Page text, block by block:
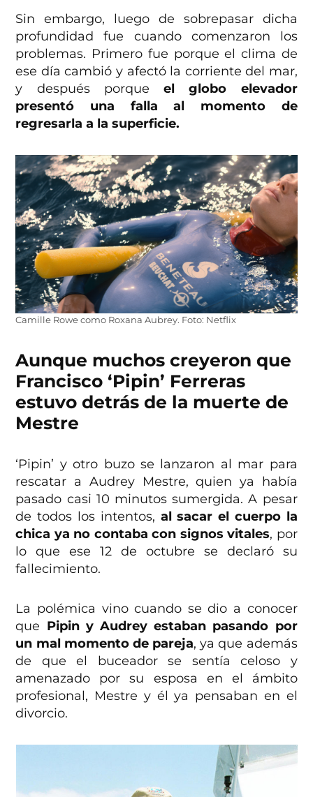
Sin embargo, luego de sobrepasar dicha
profundidad fue cuando comenzaron los
problemas. Primero fue porque el clima de
ese día cambió y afectó la corriente del mar,
y después porqueel globo elevador
presentó una falla al momento de
regresarla a la superficie.
Camille Rowe como Roxana Aubrey. Foto: Netflix
Aunque muchos creyeron que
Francisco ‘Pipin’ Ferreras
estuvo detrás de la muerte de
Mestre
‘Pipin’ y otro buzo se lanzaron al mar para
rescatar a Audrey Mestre, quien ya había
pasado casi 10 minutos sumergida. A pesar
de todos los intentos, al sacar el cuerpo la
chica ya no contaba con signos vitales, por
lo que ese 12 de octubre se declaró su
fallecimiento.
La polémica vino cuando se dio a conocer
que Pipin y Audrey estaban pasando por
un mal momento de pareja, ya que además
de que el buceador se sentía celoso y
amenazado por su esposa en el ámbito
profesional, Mestre y él ya pensaban en el
divorcio.